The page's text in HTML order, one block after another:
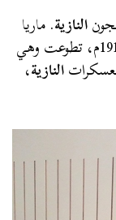
النازية. ماريا
ماندل ولدت ماريا في النمسا، في يناير عام 1912م، تطوعت وهي
النازية،